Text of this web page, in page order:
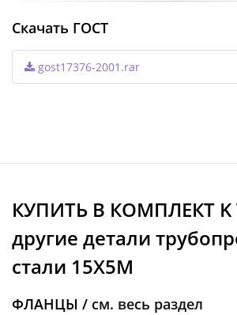
Скачать ГОСТ
gost17376-2001.rar
КУПИТЬ В КОМПЛЕКТ
другие детали
стали 15Х5М
ФЛАНЦЫ / см. весь раздел